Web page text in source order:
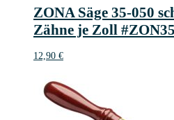
ZONA Säge 35-050
Zähne je Zoll
12,90 €